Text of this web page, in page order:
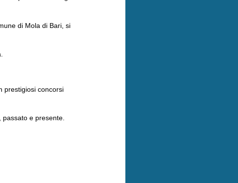
di Mola di Bari, si
prestigiosi concorsi
e presente.